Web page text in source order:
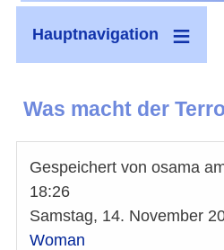
Hauptnavigation
Was macht der
Gespeichert von osama
18:26
Samstag, 14. November
Woman